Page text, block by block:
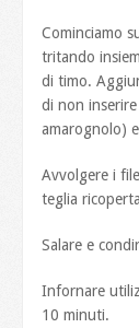
Cominciamo
tritando
di timo.
di non
amarognolo)
Avvolgere i
teglia
Salare e
Infornare
10 minuti.